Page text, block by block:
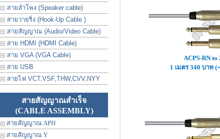
สายลำโพง (Speaker cable)
สายวายริ่ง (Hook-Up Cable )
สายสัญญาณ (Audio/Video Cable)
สาย HDMI (HDMI Cable)
สาย VGA (VGA Cable)
สาย USB
สายไฟ VCT,VSF,THW,CVV,NYY
สายสัญญาณสำเร็จ
(CABLE ASSEMBLY)
สายสัญญาณ APH
สายสัญญาณ Y
ACPS-RN
1 เมตร 340 บาท